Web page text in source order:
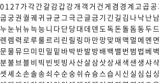
0 1 27 가각간갈감갑강개 객 거 건 게 겸 경 계 고 곱공
굽궁권 궐 궤귀 규균그극근글금기 긴 길 김 나낙난남
누눈뉘 뉴늑능 니 다단당대 데 덴 도 독돈돌돔동두 드
렌 렘 력 로 루룰 르 리 린 릴 링 마만망맞매 맥 멀 메 멘 면
문물뮤 므 미 민 밀 밑 바박반발방배 백 밸 번 범 법 베 벽
분불 브 블 비 빅 빈 빗 빙 사산살삼삿상새 색 샌 생샤샥
셋셰 소손솔송쇠 수순숭쉬 슈슝 스습 시 신 실 심 십 싱